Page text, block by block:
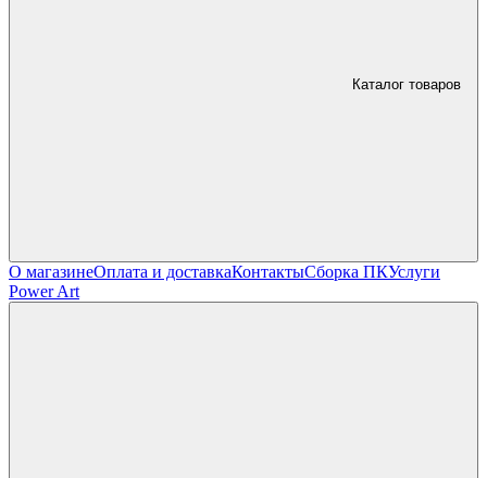
Каталог товаров
О магазинеОплата и доставкаКонтактыСборка ПКУслуги
Power Art